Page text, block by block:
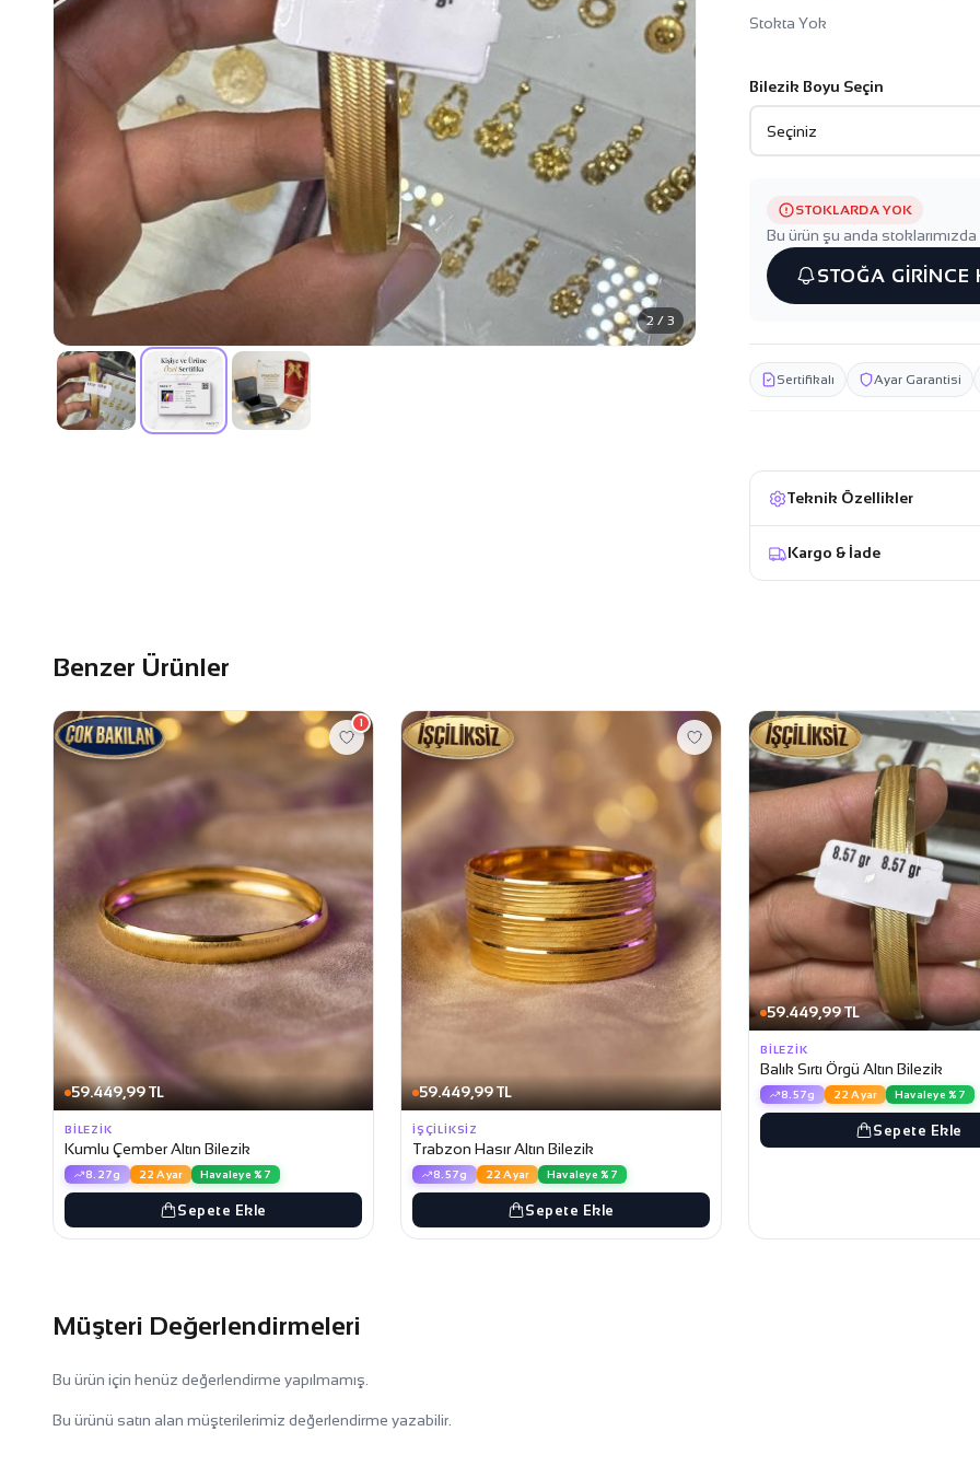
2 / 3
Stokta Yok
Bilezik Boyu Seçin
STOKLARDA YOK
Bu ürün şu anda
STOĞA GİRİNCE
Sertifikalı Ayar Garantisi
Teknik Özellikler
Kargo & İade
Benzer Ürünler
59.449,99 TL
1
BILEZIK
Kumlu Çember Altın Bilezik
8.27g 22 Ayar Havaleye %7
Sepete Ekle
59.449,99 TL
İŞÇILIKSIZ
Trabzon Hasır Altın Bilezik
8.57g 22 Ayar Havaleye %7
Sepete Ekle
59.449,99 TL
BILEZIK
Balık Sırtı Örgü Altın Bilezik
8.57g 22 Ayar Havaleye %7
Sepete Ekle
Müşteri Değerlendirmeleri
Bu ürün için henüz değerlendirme yapılmamış.
Bu ürünü satın alan müşterilerimiz değerlendirme yazabilir.